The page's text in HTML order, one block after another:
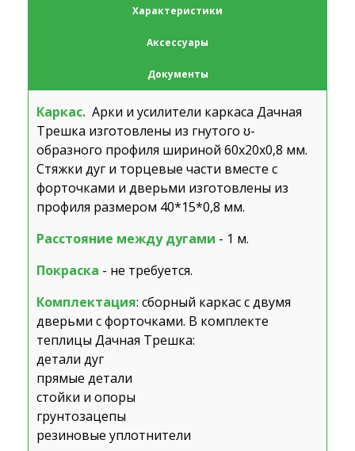
Характеристики
Аксессуары
Документы
Каркас. Арки и усилители каркаса Дачная
Трешка изготовлены из гнутого ʊ-
образного профиля шириной 60х20х0,8 мм.
Стяжки дуг и торцевые части вместе с
форточками и дверьми изготовлены из
профиля размером 40*15*0,8 мм.
Расстояние между дугами - 1 м.
Покраска - не требуется.
Комплектация: сборный каркас с двумя
дверьми с форточками. В комплекте
теплицы Дачная Трешка:
детали дуг
прямые детали
стойки и опоры
грунтозацепы
резиновые уплотнители